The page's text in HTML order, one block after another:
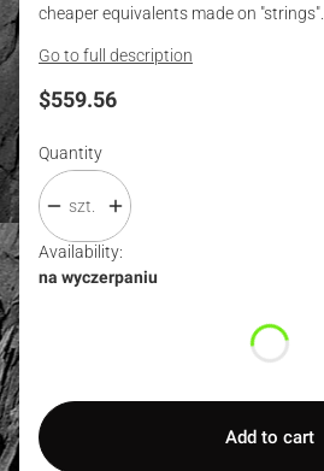
cheaper equivalents made on "strings".
Go to full description
Price
$559.56
Quantity
szt.
Availability:
na wyczerpaniu
Individual variants may differ in price
Add to cart